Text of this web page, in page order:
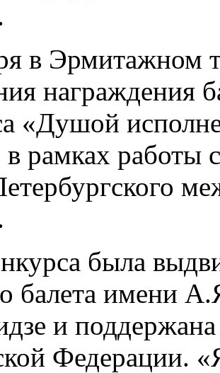
в Эрмитажном
награждения
«Душой
рамках работы
была
балета имени
и
Федерации.